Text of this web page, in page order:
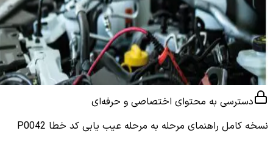
دسترسی به محتوای اختصاصی و حرفه‌ای
نسخه کامل راهنمای مرحله به مرحله عیب یابی کد خطا P0042